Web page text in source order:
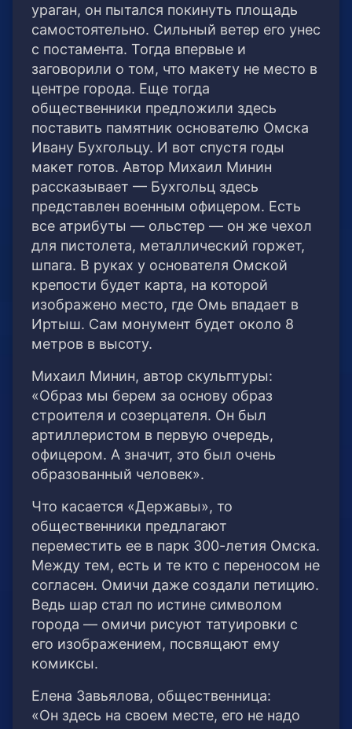
ураган, он пытался покинуть площадь
самостоятельно. Сильный ветер его унес
с постамента. Тогда впервые и
заговорили о том, что макету не место в
центре города. Еще тогда
общественники предложили здесь
поставить памятник основателю Омска
Ивану Бухгольцу. И вот спустя годы
макет готов. Автор Михаил Минин
рассказывает — Бухгольц здесь
представлен военным офицером. Есть
все атрибуты — ольстер — он же чехол
для пистолета, металлический горжет,
шпага. В руках у основателя Омской
крепости будет карта, на которой
изображено место, где Омь впадает в
Иртыш. Сам монумент будет около 8
метров в высоту.
Михаил Минин, автор скульптуры:
«Образ мы берем за основу образ
строителя и созерцателя. Он был
артиллеристом в первую очередь,
офицером. А значит, это был очень
образованный человек».
Что касается «Державы», то
общественники предлагают
переместить ее в парк 300-летия Омска.
Между тем, есть и те кто с переносом не
согласен. Омичи даже создали петицию.
Ведь шар стал по истине символом
города — омичи рисуют татуировки с
его изображением, посвящают ему
комиксы.
Елена Завьялова, общественница:
«Он здесь на своем месте, его не надо